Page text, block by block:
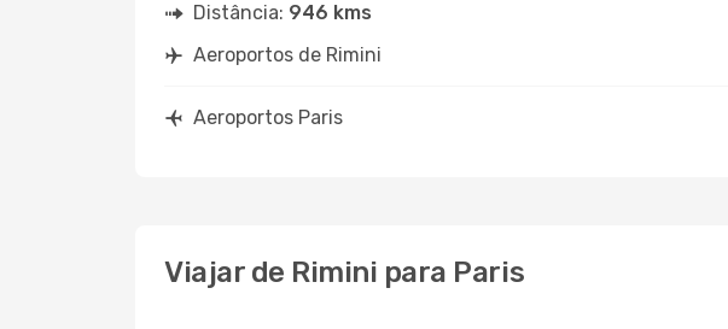
Distância: 946 kms
Aeroportos de Rimini
Aeroportos Paris
Viajar de Rimini para Paris